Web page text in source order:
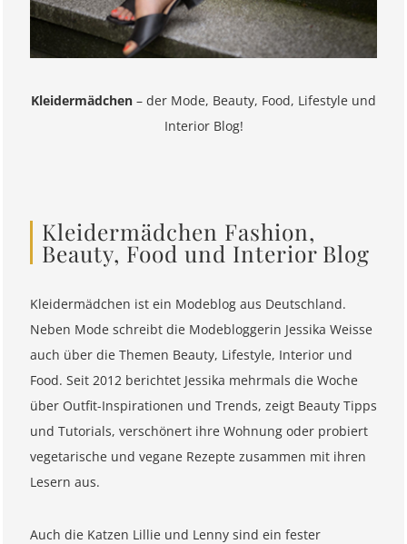
Kleidermädchen – der Mode, Beauty, Food, Lifestyle und
Interior Blog!
Kleidermädchen Fashion,
Beauty, Food und Interior Blog
Kleidermädchen ist ein Modeblog aus Deutschland.
Neben Mode schreibt die Modebloggerin Jessika Weisse
auch über die Themen Beauty, Lifestyle, Interior und
Food. Seit 2012 berichtet Jessika mehrmals die Woche
über Outfit-Inspirationen und Trends, zeigt Beauty Tipps
und Tutorials, verschönert ihre Wohnung oder probiert
vegetarische und vegane Rezepte zusammen mit ihren
Lesern aus.
Auch die Katzen Lillie und Lenny sind ein fester